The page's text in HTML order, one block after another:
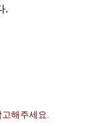
.
해주세요.